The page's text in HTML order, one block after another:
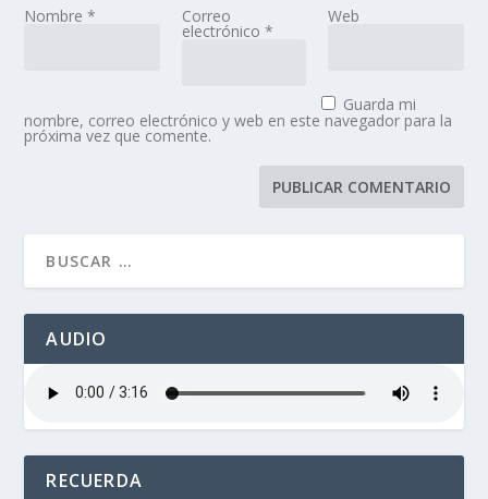
Nombre* Correo
electrónico *
Web
Guarda mi
nombre, correo electrónico y web en este navegador para la
próxima vez que comente.
AUDIO
RECUERDA